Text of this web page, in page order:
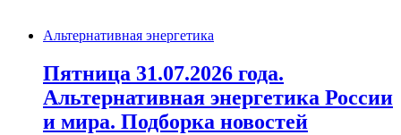
Альтернативная энергетика
Пятница 31.07.2026 года.
Альтернативная энергетика России
и мира. Подборка новостей